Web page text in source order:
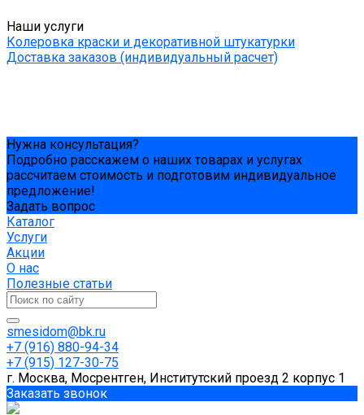
Наши услуги
Колеровка краски и декоративной штукатурки
Доставка заказов (индивидуальный расчет)
Нужна консультация?
Подробно расскажем о наших товарах и услугах
рассчитаем стоимость и подготовим индивидуальное
предложение!
Задать вопрос
Каталог
Услуги
Акции
О нас
Полезные статьи
smesidom@bk.ru
+7 (916) 880-94-34
+7 (915) 127-30-75
г. Москва, Мосрентген, Институтский проезд 2 корпус 1
Заказать звонок